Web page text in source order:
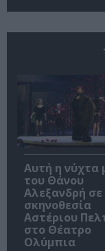
Αυτή η νύχτα
του Θάνου
Αλεξανδρή σε
σκηνοθεσία
Αστέριου
στο Θέατρο
Ολύμπια